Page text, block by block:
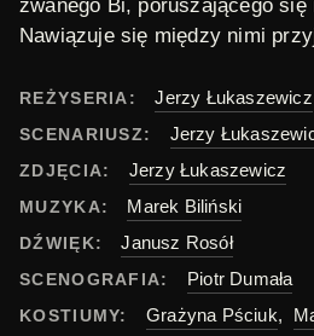
zwanego Bi, poruszającego
Nawiązuje się między nimi
REŻYSERIA: Jerzy Łukaszewicz
SCENARIUSZ: Jerzy
ZDJĘCIA: Jerzy Łukaszewicz
MUZYKA: Marek Biliński
DŹWIĘK: Janusz Rosół
SCENOGRAFIA: Piotr Dumała
KOSTIUMY: Grażyna Pściuk,